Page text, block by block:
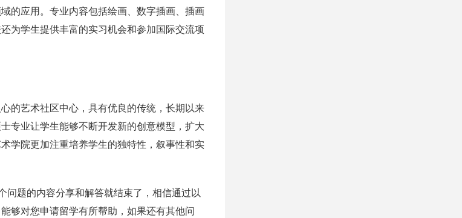
的应用。专业内容包括绘画、数字插画、插画
为学生提供丰富的实习机会和参加国际交流项
的艺术社区中心，具有优良的传统，长期以来
专业让学生能够不断开发新的创意模型，扩大
学院更加注重培养学生的独特性，叙事性和实
问题的内容分享和解答就结束了，相信通过以
够对您申请留学有所帮助，如果还有其他问